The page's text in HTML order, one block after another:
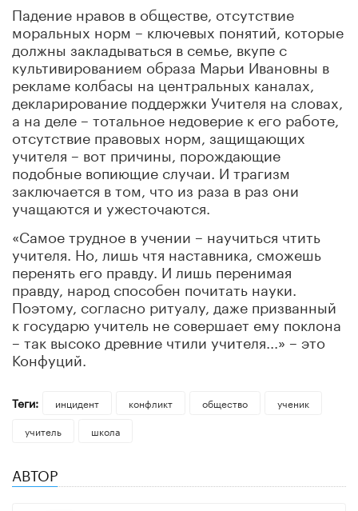
Падение нравов в обществе, отсутствие
моральных норм – ключевых понятий, которые
должны закладываться в семье, вкупе с
культивированием образа Марьи Ивановны в
рекламе колбасы на центральных каналах,
декларирование поддержки Учителя на словах,
а на деле – тотальное недоверие к его работе,
отсутствие правовых норм, защищающих
учителя – вот причины, порождающие
подобные вопиющие случаи. И трагизм
заключается в том, что из раза в раз они
учащаются и ужесточаются.
«Самое трудное в учении – научиться чтить
учителя. Но, лишь чтя наставника, сможешь
перенять его правду. И лишь перенимая
правду, народ способен почитать науки.
Поэтому, согласно ритуалу, даже призванный
к государю учитель не совершает ему поклона
– так высоко древние чтили учителя...» – это
Конфуций.
Теги: инцидент конфликт общество
ученик
учитель
школа
АВТОР